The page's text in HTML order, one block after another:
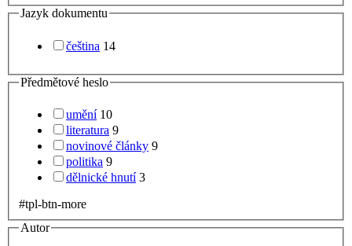
Jazyk dokumentu
čeština 14
Předmětové heslo
umění 10
literatura 9
novinové články 9
politika 9
dělnické hnutí 3
#tpl-btn-more
Autor